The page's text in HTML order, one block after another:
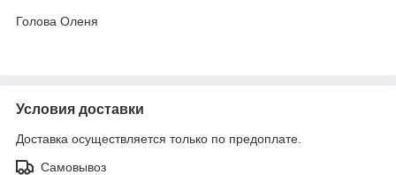
Голова Оленя
Условия доставки
Доставка осуществляется только по предоплате.
Самовывоз